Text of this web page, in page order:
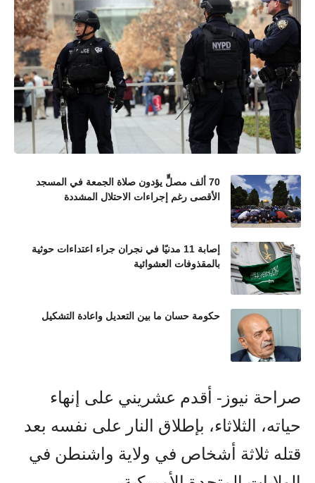
70 ألف مصلٍّ يؤدون صلاة الجمعة في المسجد
الأقصى رغم إجراءات الاحتلال المشددة
إصابة 11 مدنيًا في نجران جراء اعتداءات حوثية
بالمقذوفات العشوائية
حكومة حسان ما بين التعديل واعادة التشكيل
صراحة نيوز- أقدم عشريني على إنهاء
حياته، الثلاثاء، بإطلاق النار على نفسه بعد
قتله ثلاثة أشخاص في ولاية واشنطن في